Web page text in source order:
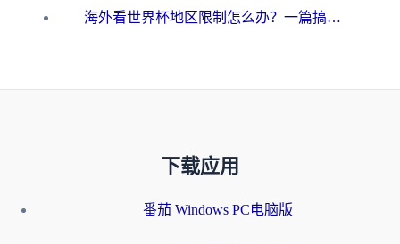
海外看世界杯地区限制怎么办？一篇搞定咪咕视频播放+国内资源无缝访问指南
下载应用
番茄 Windows PC电脑版